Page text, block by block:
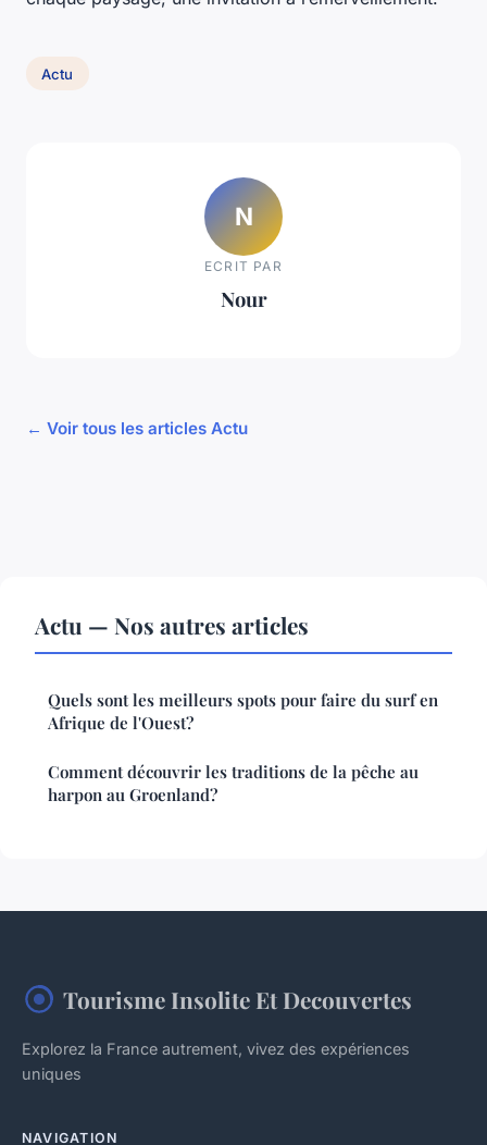
Actu
N
ECRIT PAR
Nour
← Voir tous les articles Actu
Actu — Nos autres articles
Quels sont les meilleurs spots pour faire du surf en
Afrique de l'Ouest?
Comment découvrir les traditions de la pêche au
harpon au Groenland?
Tourisme Insolite Et Decouvertes
Explorez la France autrement, vivez des expériences
uniques
NAVIGATION